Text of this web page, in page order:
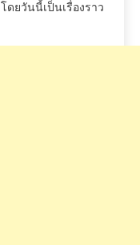
โดยวันนี้เป็นเรื่องราว